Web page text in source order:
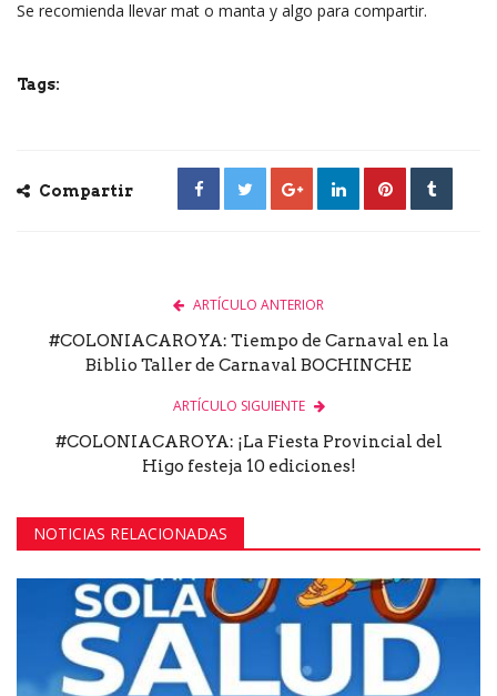
Se recomienda llevar mat o manta y algo para compartir.
Tags:
Compartir
ARTÍCULO ANTERIOR
#COLONIACAROYA: Tiempo de Carnaval en la
Biblio Taller de Carnaval BOCHINCHE
ARTÍCULO SIGUIENTE
#COLONIACAROYA: ¡La Fiesta Provincial del
Higo festeja 10 ediciones!
NOTICIAS RELACIONADAS